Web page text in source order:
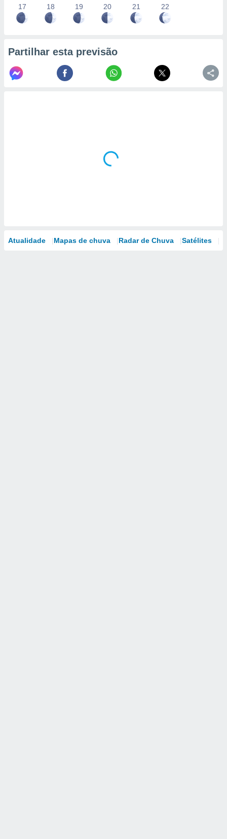
17 18 19 20 21 22
Partilhar esta previsão
Atualidade Mapas de chuva Radar de Chuva Satélites